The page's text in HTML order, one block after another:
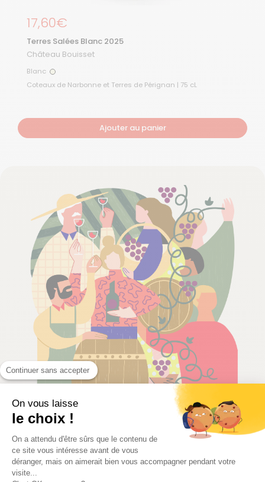
Continuer sans accepter
On vous laisse
le choix !
On a attendu d'être sûrs que le contenu de
ce site vous intéresse avant de vous
déranger, mais on aimerait bien vous accompagner pendant votre
visite...
Prix régulier
17,60€
Terres Salées Blanc 2025
Château Bouisset
Blanc Blanc
Coteaux de Narbonne et Terres de Pérignan | 75 cL
Ajouter au panier
Château Bouisset
Languedoc | France